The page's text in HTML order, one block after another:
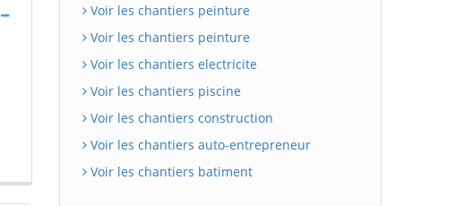
Voir les chantiers peinture
Voir les chantiers peinture
Voir les chantiers electricite
Voir les chantiers piscine
Voir les chantiers construction
Voir les chantiers auto-entrepreneur
Voir les chantiers batiment